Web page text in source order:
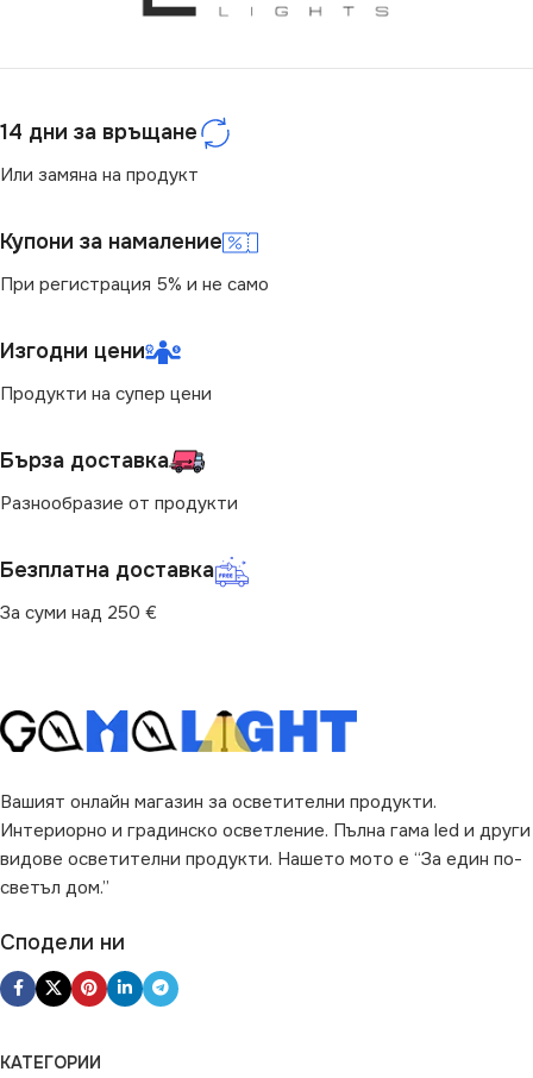
14 дни за връщане
Или замяна на продукт
Купони за намаление
При регистрация 5% и не само
Изгодни цени
Продукти на супер цени
Бърза доставка
Разнообразие от продукти
Безплатна доставка
За суми над 250 €
Вашият онлайн магазин за осветителни продукти.
Интериорно и градинско осветление. Пълна гама led и други
видове осветителни продукти. Нашето мото е “За един по-
светъл дом.”
Сподели ни
КАТЕГОРИИ